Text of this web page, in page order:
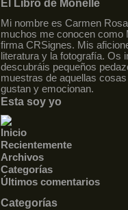
El Libro de Monelle
Mi nombre es Carmen
muchos me conocen como
firma CRSignes. Mis
literatura y la fotografía. Os
descubráis pequeños
muestras de aquellas
gustan y emocionan.
Esta soy yo
Inicio
Recientemente
Archivos
Categorías
Últimos comentarios
Categorías